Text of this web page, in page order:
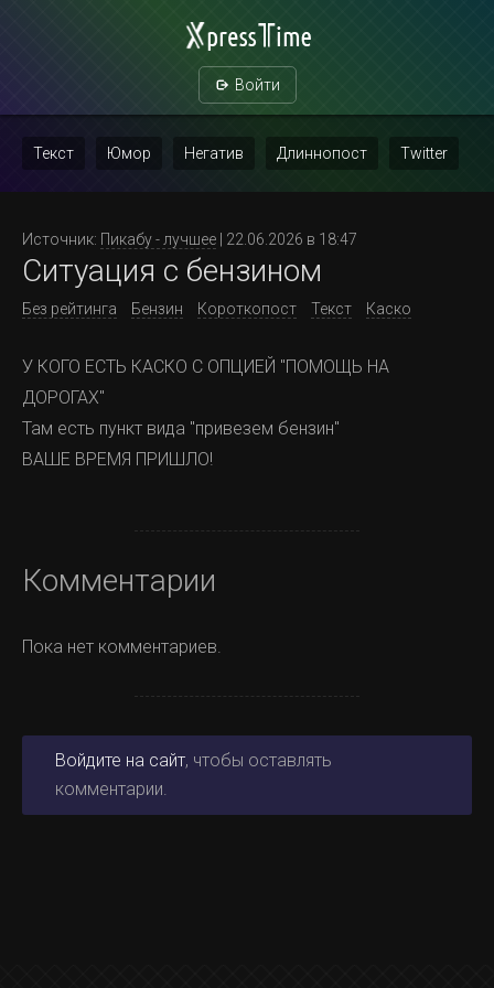
Войти
Текст Юмор Негатив Длиннопост Twitter
Повтор
Источник: Пикабу - лучшее | 22.06.2026 в 18:47
Ситуация с бензином
Без рейтинга Бензин Короткопост Текст Каско
У КОГО ЕСТЬ КАСКО С ОПЦИЕЙ "ПОМОЩЬ НА
ДОРОГАХ"
Там есть пункт вида "привезем бензин"
ВАШЕ ВРЕМЯ ПРИШЛО!
Комментарии
Пока нет комментариев.
Войдите на сайт, чтобы оставлять
комментарии.